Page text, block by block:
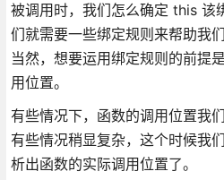
被调用时，我们怎么确定 this 该
们就需要一些绑定规则来帮助我
当然，想要运用绑定规则的前提
用位置。
有些情况下，函数的调用位置我
有些情况稍显复杂，这个时候我
析出函数的实际调用位置了。